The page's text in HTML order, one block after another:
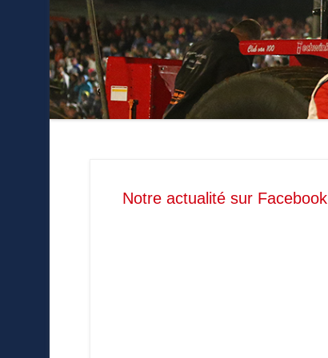
Notre actualité sur Facebook